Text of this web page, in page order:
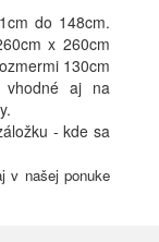
do 148cm.
x 260cm
130cm
aj na
- kde sa
v našej ponuke